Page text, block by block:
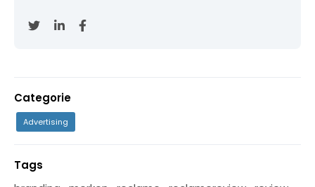
Categorie
Advertising
Tags